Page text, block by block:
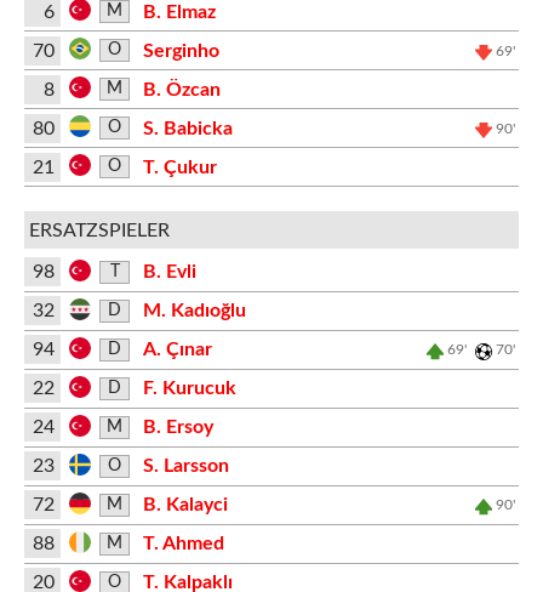
6 M
B. Elmaz
70
O Serginho 69'
8 M
B. Özcan
80
O S. Babicka 90'
21 O T. Çukur
ERSATZSPIELER
98
B. Evli
32
D
M. Kadıoğlu
94
D A. Çınar 69' 70'
22 D
F. Kurucuk
24
M
B. Ersoy
23
O
S. Larsson
72
M B. Kalayci 90'
88 M
T. Ahmed
20
O T. Kalpaklı